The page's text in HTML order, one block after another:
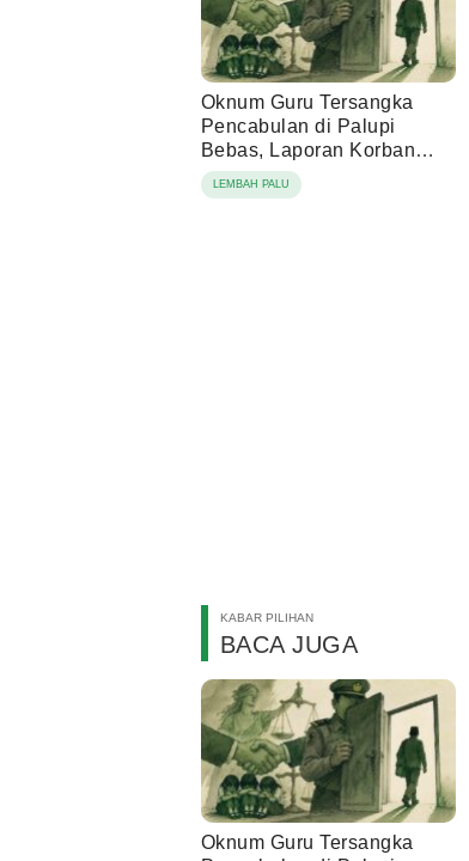
Oknum Guru Tersangka
Pencabulan di Palupi
Bebas, Laporan Korban
Berujung Damai
LEMBAH PALU
KABAR PILIHAN
BACA JUGA
Oknum Guru Tersangka